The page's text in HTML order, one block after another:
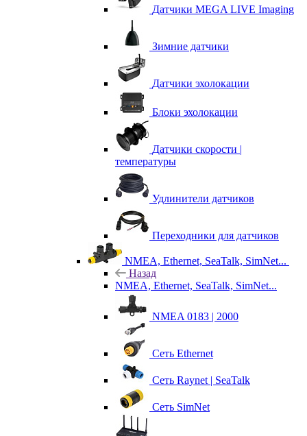
Датчики MEGA LIVE Imaging
Зимние датчики
Датчики эхолокации
Блоки эхолокации
Датчики скорости |
температуры
Удлинители датчиков
Переходники для датчиков
NMEA, Ethernet, SeaTalk, SimNet...
Назад
NMEA, Ethernet, SeaTalk, SimNet...
NMEA 0183 | 2000
Сеть Ethernet
Сеть Raynet | SeaTalk
Сеть SimNet